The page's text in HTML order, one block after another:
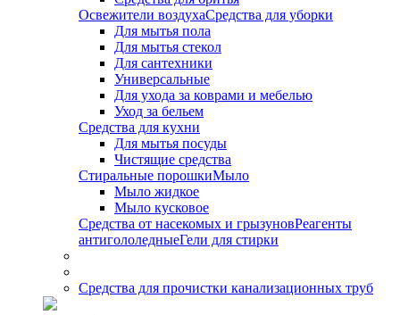
Освежители воздухаСредства для уборки
Для мытья пола
Для мытья стекол
Для сантехники
Универсальные
Для ухода за коврами и мебелью
Уход за бельем
Средства для кухни
Для мытья посуды
Чистящие средства
Стиральные порошкиМыло
Мыло жидкое
Мыло кусковое
Средства от насекомых и грызуновРеагенты
антигололедныеГели для стирки
Средства для прочистки канализационных труб